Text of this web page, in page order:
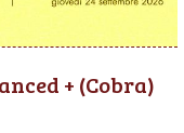
+ (Cobra)